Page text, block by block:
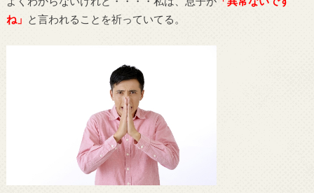
ね」 と言われることを祈っていてる。